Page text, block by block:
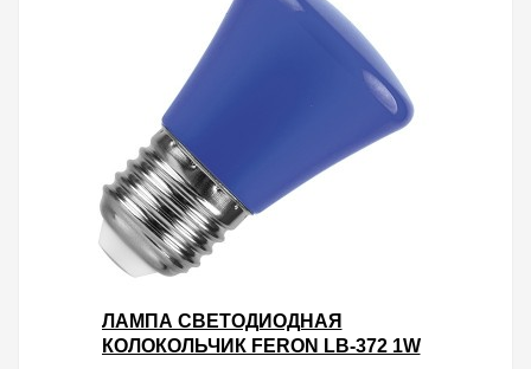
ЛАМПА СВЕТОДИОДНАЯ
КОЛОКОЛЬЧИК FERON LB-372 1W